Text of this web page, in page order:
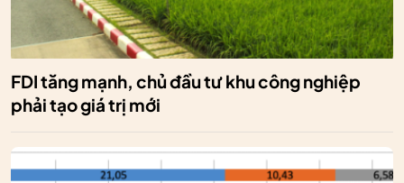
FDI tăng mạnh, chủ đầu tư khu công nghiệp
phải tạo giá trị mới